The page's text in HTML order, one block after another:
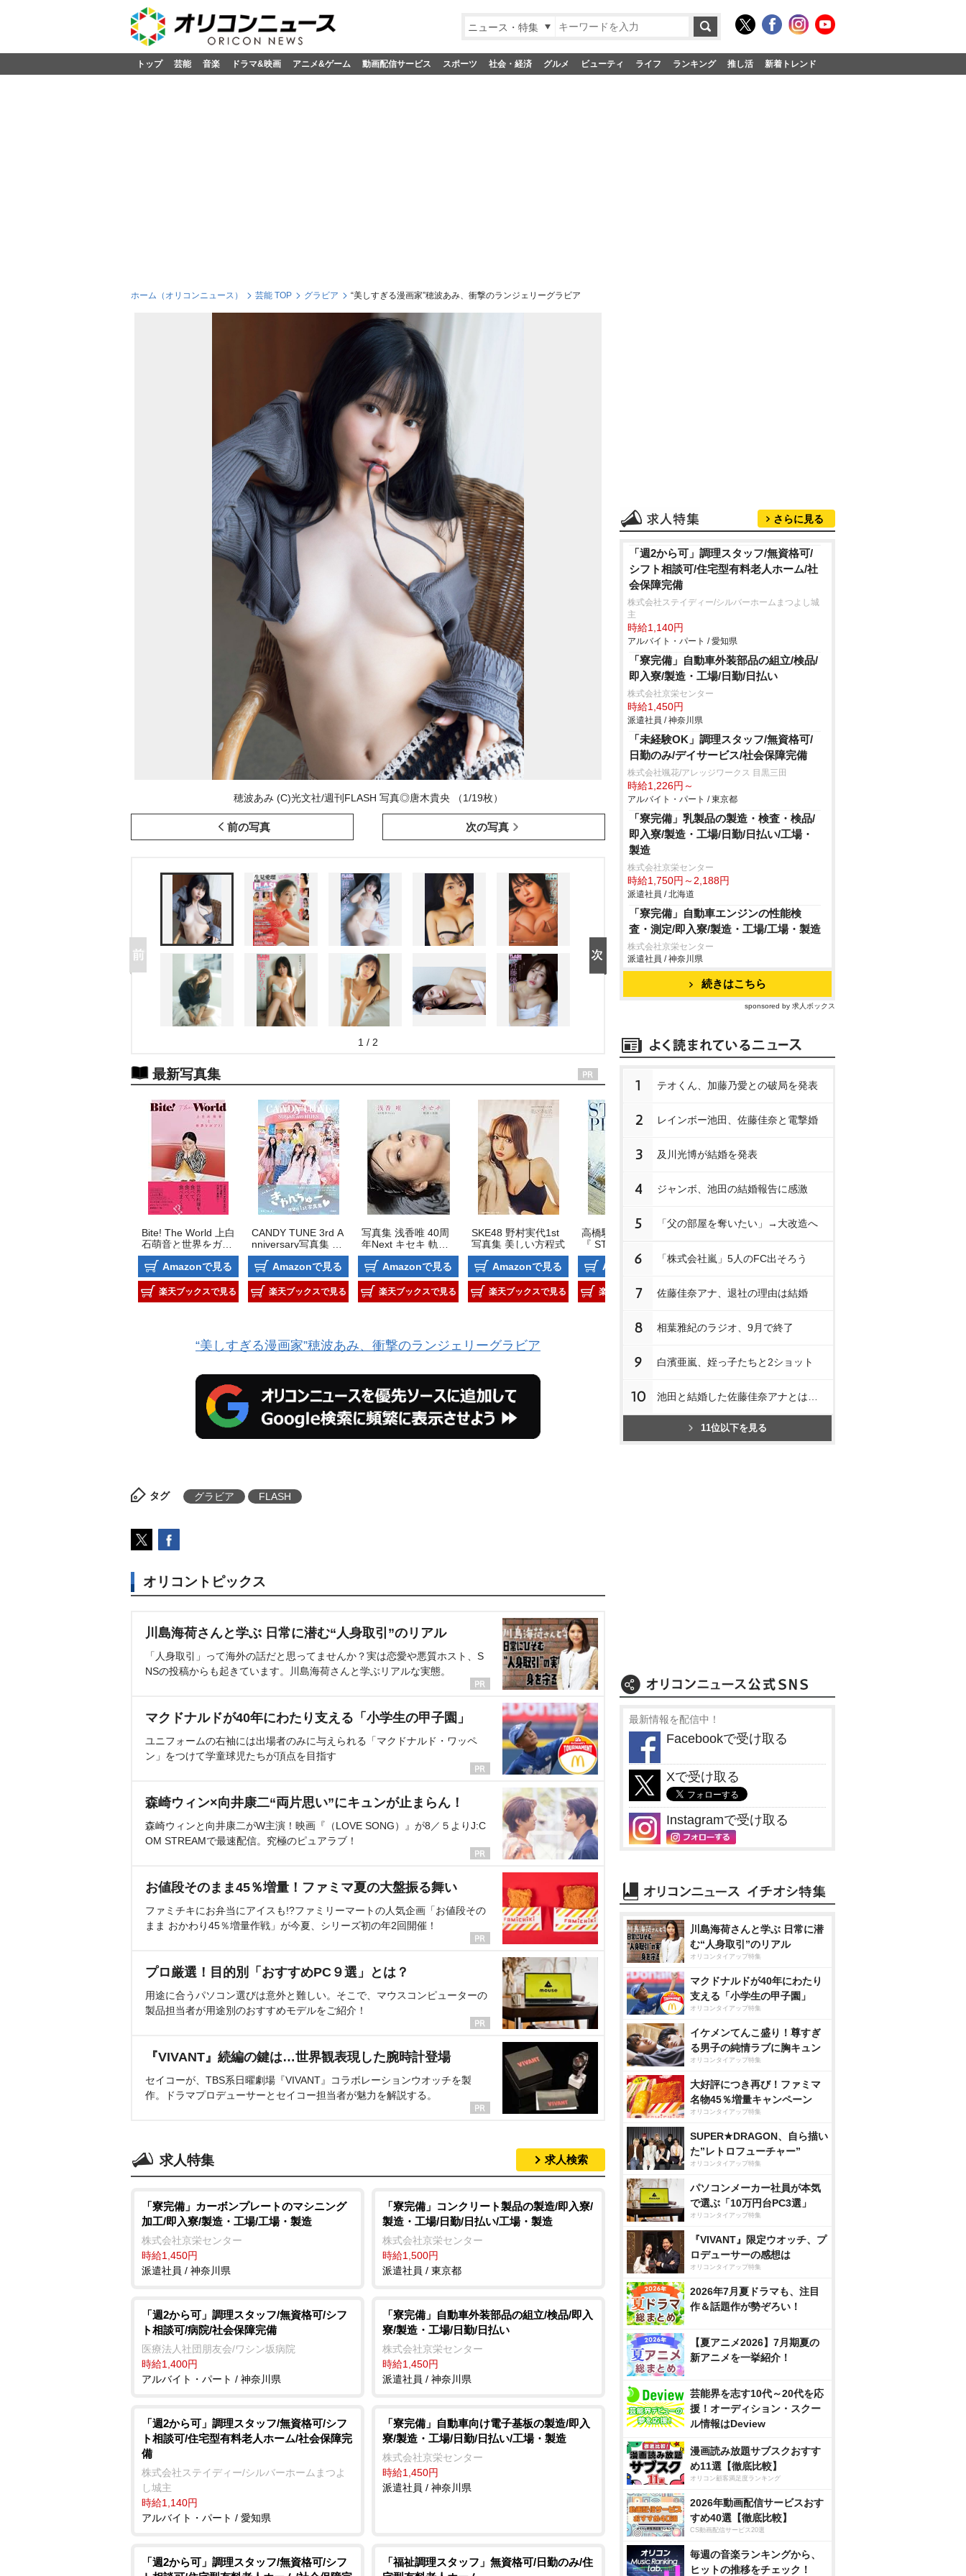
ニュース・特集
トップ 芸能 音楽 ドラマ&映画 アニメ&ゲーム 動画配信サービス スポーツ 社会・経済 グルメ ビューティ ライフ ランキング 推し活 新着トレンド
ホーム（オリコンニュース） 芸能 TOP グラビア “美しすぎる漫画家”穂波あみ、衝撃のランジェリーグラビア
穂波あみ (C)光文社/週刊FLASH 写真◎唐木貴央 （1/19枚）
前の写真 次の写真
1 / 2
最新写真集
Bite! The World 上白
石萌音と世界をガブ
リ!
Amazonで見る
楽天ブックスで見る
CANDY TUNE 3rd A
nniversary写真集 S
UGAR AND HUES
Amazonで見る
楽天ブックスで見る
写真集 浅香唯 40周
年Next キセキ 軌跡×
奇跡
Amazonで見る
楽天ブックスで見る
SKE48 野村実代1st
写真集 美しい方程式
Amazonで見る
楽天ブックスで見る
高橋駿一 1st写真集
『 STILL PEAKING
』
Amazonで見る
楽天ブックスで見る
武藤潤1st写真集
Amazonで見る
楽天ブックスで見る
“美しすぎる漫画家”穂波あみ、衝撃のランジェリーグラビア
タグ グラビア FLASH
オリコントピックス
川島海荷さんと学ぶ 日常に潜む“人身取引”のリアル
「人身取引」って海外の話だと思ってませんか？実は恋愛や悪質ホスト、S
NSの投稿からも起きています。川島海荷さんと学ぶリアルな実態。
マクドナルドが40年にわたり支える「小学生の甲子園」
ユニフォームの右袖には出場者のみに与えられる「マクドナルド・ワッペ
ン」をつけて学童球児たちが頂点を目指す
森崎ウィン×向井康二“両片思い”にキュンが止まらん！
森崎ウィンと向井康二がW主演！映画『（LOVE SONG）』が8／５よりJ:C
OM STREAMで最速配信。究極のピュアラブ！
お値段そのまま45％増量！ファミマ夏の大盤振る舞い
ファミチキにお弁当にアイスも!?ファミリーマートの人気企画「お値段その
まま おかわり45％増量作戦」が今夏、シリーズ初の年2回開催！
プロ厳選！目的別「おすすめPC９選」とは？
用途に合うパソコン選びは意外と難しい。そこで、マウスコンピューターの
製品担当者が用途別のおすすめモデルをご紹介！
『VIVANT』続編の鍵は…世界観表現した腕時計登場
セイコーが、TBS系日曜劇場『VIVANT』コラボレーションウオッチを製
作。ドラマプロデューサーとセイコー担当者が魅力を解説する。
求人特集 求人検索
「寮完備」カーボンプレートのマシニング
加工/即入寮/製造・工場/工場・製造
株式会社京栄センター
時給1,450円
派遣社員 / 神奈川県
「寮完備」コンクリート製品の製造/即入寮/
製造・工場/日勤/日払い/工場・製造
株式会社京栄センター
時給1,500円
派遣社員 / 東京都
「週2から可」調理スタッフ/無資格可/シフ
ト相談可/病院/社会保障完備
医療法人社団朋友会/ワシン坂病院
時給1,400円
アルバイト・パート / 神奈川県
「寮完備」自動車外装部品の組立/検品/即入
寮/製造・工場/日勤/日払い
株式会社京栄センター
時給1,450円
派遣社員 / 神奈川県
「週2から可」調理スタッフ/無資格可/シフ
ト相談可/住宅型有料老人ホーム/社会保障完
備
株式会社ステイディー/シルバーホームまつよ
し城主
時給1,140円
アルバイト・パート / 愛知県
「寮完備」自動車向け電子基板の製造/即入
寮/製造・工場/日勤/日払い/工場・製造
株式会社京栄センター
時給1,450円
派遣社員 / 神奈川県
「週2から可」調理スタッフ/無資格可/シフ
「福祉調理スタッフ」無資格可/日勤のみ/住
さらに見る
「週2から可」調理スタッフ/無資格可/
シフト相談可/住宅型有料老人ホーム/社
会保障完備
株式会社ステイディー/シルバーホームまつよし城
主
時給1,140円
アルバイト・パート / 愛知県
「寮完備」自動車外装部品の組立/検品/
即入寮/製造・工場/日勤/日払い
株式会社京栄センター
時給1,450円
派遣社員 / 神奈川県
「未経験OK」調理スタッフ/無資格可/
日勤のみ/デイサービス/社会保障完備
株式会社颯花/アレッジワークス 目黒三田
時給1,226円～
アルバイト・パート / 東京都
「寮完備」乳製品の製造・検査・検品/
即入寮/製造・工場/日勤/日払い/工場・
製造
株式会社京栄センター
時給1,750円～2,188円
派遣社員 / 北海道
「寮完備」自動車エンジンの性能検
査・測定/即入寮/製造・工場/工場・製造
株式会社京栄センター
派遣社員 / 神奈川県
続きはこちら
sponsored by 求人ボックス
1 テオくん、加藤乃愛との破局を発表
2 レインボー池田、佐藤佳奈と電撃婚
3 及川光博が結婚を発表
4 ジャンボ、池田の結婚報告に感激
5 「父の部屋を奪いたい」→大改造へ
6 「株式会社嵐」5人のFC出そろう
7 佐藤佳奈アナ、退社の理由は結婚
8 相葉雅紀のラジオ、9月で終了
9 白濱亜嵐、姪っ子たちと2ショット
10 池田と結婚した佐藤佳奈アナとは…
11位以下を見る
最新情報を配信中！
Facebookで受け取る
Xで受け取る
Instagramで受け取る
川島海荷さんと学ぶ 日常に潜
む“人身取引”のリアル
オリコンタイアップ特集
マクドナルドが40年にわたり
支える「小学生の甲子園」
オリコンタイアップ特集
イケメンてんこ盛り！尊すぎ
る男子の純情ラブに胸キュン
オリコンタイアップ特集
大好評につき再び！ファミマ
名物45％増量キャンペーン
オリコンタイアップ特集
SUPER★DRAGON、自ら描い
た”レトロフューチャー”
オリコンタイアップ特集
パソコンメーカー社員が本気
で選ぶ「10万円台PC3選」
オリコンタイアップ特集
『VIVANT』限定ウオッチ、プ
ロデューサーの感想は
オリコンタイアップ特集
2026年7月夏ドラマも、注目
作＆話題作が勢ぞろい！
【夏アニメ2026】7月期夏の
新アニメを一挙紹介！
芸能界を志す10代～20代を応
援！オーディション・スクー
ル情報はDeview
漫画読み放題サブスクおすす
め11選【徹底比較】
オリコン顧客満足度ランキング
2026年動画配信サービスおす
すめ40選【徹底比較】
CS動画配信サービス20選
毎週の音楽ランキングから、
ヒットの推移をチェック！